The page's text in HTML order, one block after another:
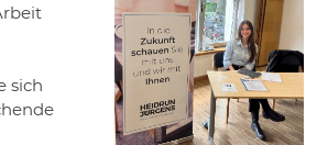
sich